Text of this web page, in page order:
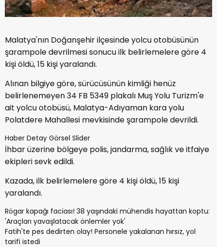
Malatya'nın Doğanşehir ilçesinde yolcu otobüsünün
şarampole devrilmesi sonucu ilk belirlemelere göre 4
kişi öldü, 15 kişi yaralandı.
Alınan bilgiye göre, sürücüsünün kimliği henüz
belirlenemeyen 34 FB 5349 plakalı Muş Yolu Turizm'e
ait yolcu otobüsü, Malatya-Adıyaman kara yolu
Polatdere Mahallesi mevkisinde şarampole devrildi.
Haber Detay Görsel Slider
İhbar üzerine bölgeye polis, jandarma, sağlık ve itfaiye
ekipleri sevk edildi.
Kazada, ilk belirlemelere göre 4 kişi öldü, 15 kişi
yaralandı.
Rögar kapağı faciası! 38 yaşındaki mühendis hayattan koptu:
'Araçları yavaşlatacak önlemler yok'
Fatih'te pes dedirten olay! Personele yakalanan hırsız, yol
tarifi istedi